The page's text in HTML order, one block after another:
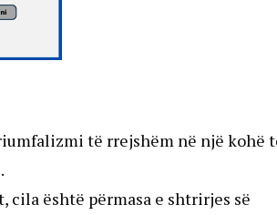
të rrejshëm në një kohë
është përmasa e shtrirjes së